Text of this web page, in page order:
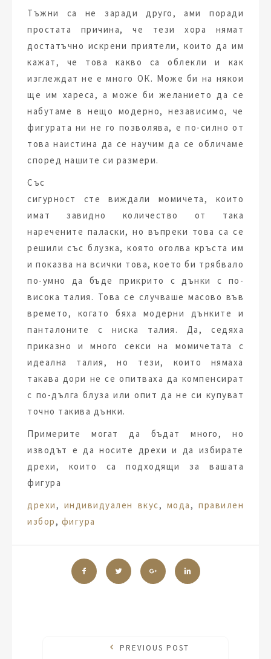
Тъжни са не заради друго, ами поради
простата причина, че тези хора нямат
достатъчно искрени приятели, които да им
кажат, че това какво са облекли и как
изглеждат не е много ОК. Може би на някои
ще им хареса, а може би желанието да се
набутаме в нещо модерно, независимо, че
фигурата ни не го позволява, е по-силно от
това наистина да се научим да се обличаме
според нашите си размери.
Със
сигурност сте виждали момичета, които
имат завидно количество от така
наречените паласки, но въпреки това са се
решили със блузка, която оголва кръста им
и показва на всички това, което би трябвало
по-умно да бъде прикрито с дънки с по-
висока талия. Това се случваше масово във
времето, когато бяха модерни дънките и
панталоните с ниска талия. Да, седяха
приказно и много секси на момичетата с
идеална талия, но тези, които нямаха
такава дори не се опитваха да компенсират
с по-дълга блуза или опит да не си купуват
точно такива дънки.
Примерите могат да бъдат много, но
изводът е да носите дрехи и да избирате
дрехи, които са подходящи за вашата
фигура
Tags:
дрехи, индивидуален вкус, мода, правилен
избор, фигура
PREVIOUS POST